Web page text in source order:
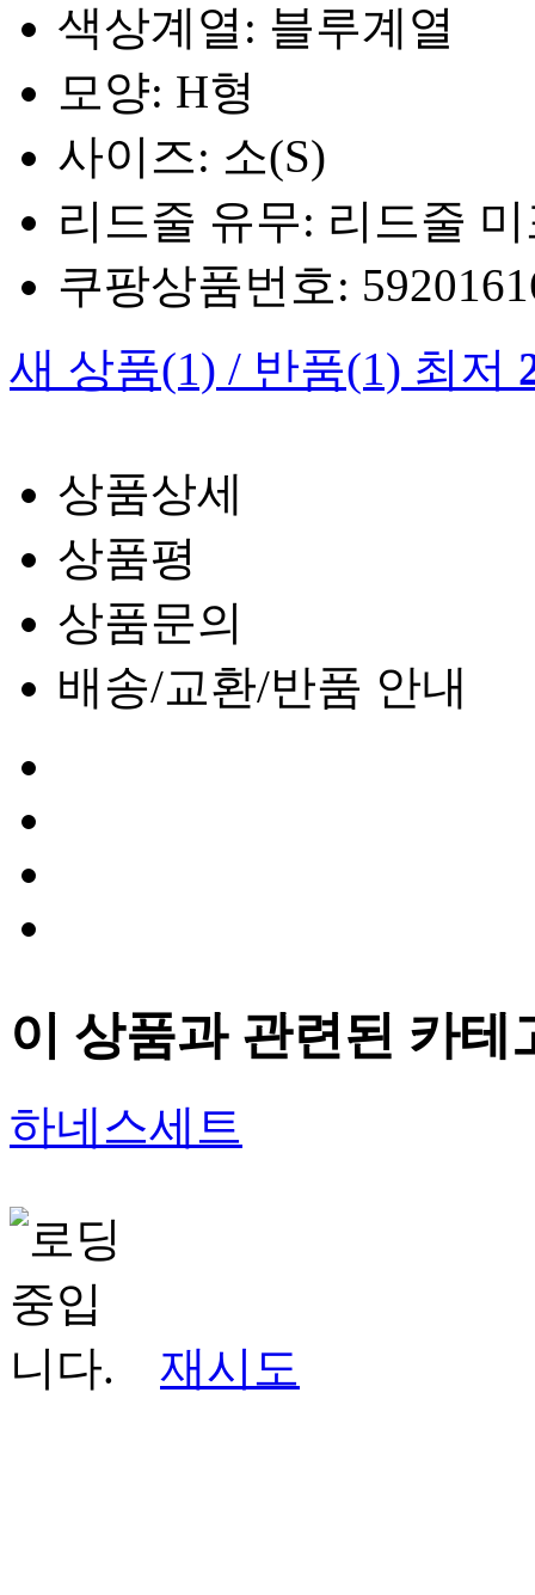
색상계열: 블루계열
모양: H형
사이즈: 소(S)
리드줄 유무: 리드줄
쿠팡상품번호:
새 상품(1) / 반품(1) 최저
상품상세
상품평
상품문의
배송/교환/반품 안내
이 상품과 관련된 카테
하네스세트
재시도